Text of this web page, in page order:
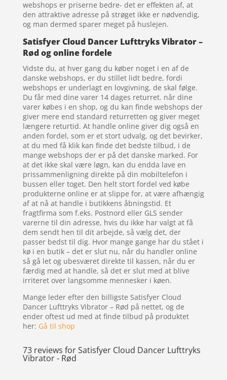
webshops er priserne bedre- det er effekten af, at
den attraktive adresse på strøget ikke er nødvendig,
og man dermed sparer meget på huslejen.
Satisfyer Cloud Dancer Lufttryks Vibrator –
Rød og online fordele
Vidste du, at hver gang du køber noget i en af de
danske webshops, er du stillet lidt bedre, fordi
webshops er underlagt en lovgivning, de skal følge.
Du får med dine varer 14 dages returret. når dine
varer købes i en shop, og du kan finde webshops der
giver mere end standard returretten og giver meget
længere returtid. At handle online giver dig også en
anden fordel, som er et stort udvalg, og det bevirker,
at du med få klik kan finde det bedste tilbud, i de
mange webshops der er på det danske marked. For
at det ikke skal være løgn, kan du endda lave en
prissammenligning direkte på din mobiltelefon i
bussen eller toget. Den helt stort fordel ved købe
produkterne online er at slippe for, at være afhængig
af at nå at handle i butikkens åbningstid. Et
fragtfirma som f.eks. Postnord eller GLS sender
varerne til din adresse, hvis du ikke har valgt at få
dem sendt hen til dit arbejde, så vælg det, der
passer bedst til dig. Hvor mange gange har du stået i
kø i en butik – det er slut nu, når du handler online
så gå let og ubesværet direkte til kassen, når du er
færdig med at handle, så det er slut med at blive
irriteret over langsomme mennesker i køen.
Mange leder efter den billigste Satisfyer Cloud
Dancer Lufttryks Vibrator – Rød på nettet, og de
ender oftest ud med at finde tilbud på produktet
her: Gå til shop
73 reviews forSatisfyer Cloud Dancer Lufttryks
Vibrator - Rød